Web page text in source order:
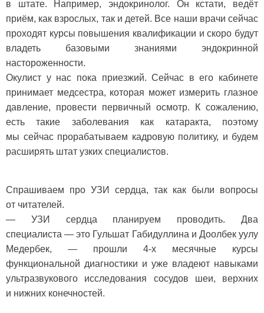
в штате. Например, эндокринолог. Он кстати, ведёт
приём, как взрослых, так и детей. Все наши врачи сейчас
проходят курсы повышения квалификации и скоро будут
владеть базовыми знаниями эндокринной
настороженности.
Окулист у нас пока приезжий. Сейчас в его кабинете
принимает медсестра, которая может измерить глазное
давление, провести первичный осмотр. К сожалению,
есть такие заболевания как катаракта, поэтому
мы сейчас прорабатываем кадровую политику, и будем
расширять штат узких специалистов.
Спрашиваем про УЗИ сердца, так как были вопросы
от читателей.
— УЗИ сердца планируем проводить. Два
специалиста — это Гульшат Габидуллина и Доолбек уулу
Медербек, — прошли 4-х месячные курсы
функциональной диагностики и уже владеют навыками
ультразвукового исследования сосудов шеи, верхних
и нижних конечностей.